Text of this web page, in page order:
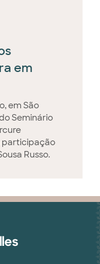
em
em São
Seminário
participação
Russo.